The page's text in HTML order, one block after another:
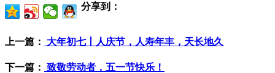
分享到：
上一篇： 大年初七丨人庆节，人寿年丰，天长地久
下一篇： 致敬劳动者，五一节快乐！